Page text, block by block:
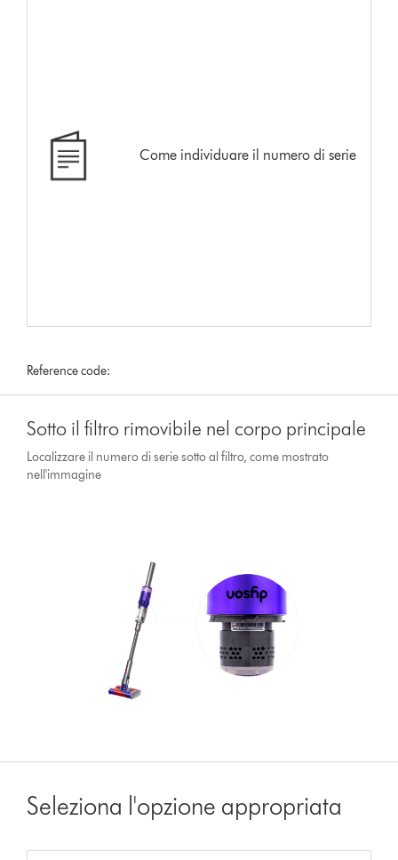
Come individuare il numero di serie
Reference code:
Sotto il filtro rimovibile nel corpo principale
Localizzare il numero di serie sotto al filtro, come mostrato
nell'immagine
Seleziona l'opzione appropriata